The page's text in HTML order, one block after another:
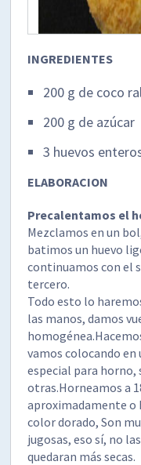
INGREDIENTES
200 g de coco
200 g de azúcar
3 huevos
ELABORACION
Precalentamos el
Mezclamos en un
batimos un huevo
continuamos con el
tercero.
Todo esto lo
las manos, damos
vamos colocando
especial para horno,
otras.Horneamos a
aproximadamente o
color dorado, Son
jugosas, eso sí, no
quedaran más secas.